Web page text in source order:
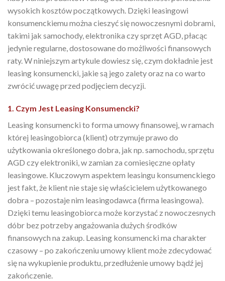
wysokich kosztów początkowych. Dzięki leasingowi
konsumenckiemu można cieszyć się nowoczesnymi dobrami,
takimi jak samochody, elektronika czy sprzęt AGD, płacąc
jedynie regularne, dostosowane do możliwości finansowych
raty. W niniejszym artykule dowiesz się, czym dokładnie jest
leasing konsumencki, jakie są jego zalety oraz na co warto
zwrócić uwagę przed podjęciem decyzji.
1. Czym Jest Leasing Konsumencki?
Leasing konsumencki to forma umowy finansowej, w ramach
której leasingobiorca (klient) otrzymuje prawo do
użytkowania określonego dobra, jak np. samochodu, sprzętu
AGD czy elektroniki, w zamian za comiesięczne opłaty
leasingowe. Kluczowym aspektem leasingu konsumenckiego
jest fakt, że klient nie staje się właścicielem użytkowanego
dobra – pozostaje nim leasingodawca (firma leasingowa).
Dzięki temu leasingobiorca może korzystać z nowoczesnych
dóbr bez potrzeby angażowania dużych środków
finansowych na zakup. Leasing konsumencki ma charakter
czasowy – po zakończeniu umowy klient może zdecydować
się na wykupienie produktu, przedłużenie umowy bądź jej
zakończenie.